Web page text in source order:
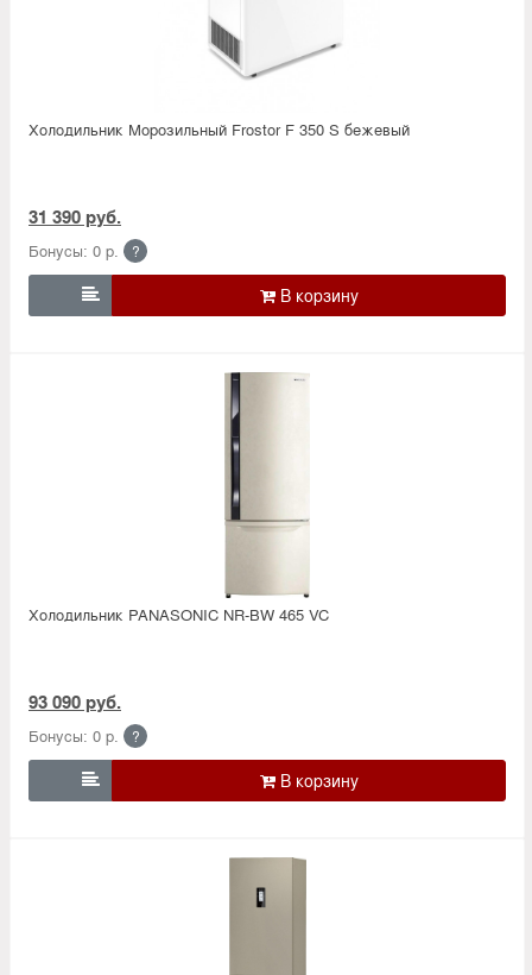
Холодильник Морозильный Frostor F 350 S бежевый
31 390 руб.
Бонусы: 0 р. ?

Холодильник PANASONIC NR-BW 465 VC
93 090 руб.
Бонусы: 0 р. ?
